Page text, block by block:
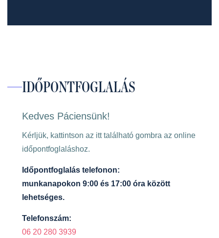
IDŐPONTFOGLALÁS
Kedves Páciensünk!
Kérljük, kattintson az itt található gombra az online
időpontfoglaláshoz.
Időpontfoglalás telefonon:
munkanapokon 9:00 és 17:00 óra között
lehetséges.
Telefonszám:
06 20 280 3939